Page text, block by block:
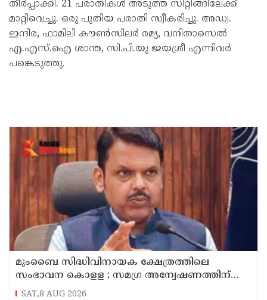
തീർപ്പാക്കി. 21 പരാതികൾ അടുത്ത സിറ്റിങ്ങിലേക്ക്
മാറ്റിവെച്ചു. ഒരു പുതിയ പരാതി സ്വീകരിച്ചു. അഡ്വ.
ഇന്ദിര, ഫാമിലി കൗൺസിലർ രമ്യ, വനിതാസെൽ
എ.എസ്.ഐ ശാന്ത, സി.പി.യു ജയശ്രീ എന്നിവർ
പങ്കെടുത്തു.
മുംബൈ സിദ്ധിവിനായക ക്ഷേത്രത്തിലെ
സംഭാവന കൊളള ; സമഗ്ര അന്വേഷണത്തിന്
ഉത്തരവിട്ട് മുഖ്യമന്ത്രി ദേവേന്ദ്ര ഫഡ്‌നാവിസ്
SAT,8 AUG 2026